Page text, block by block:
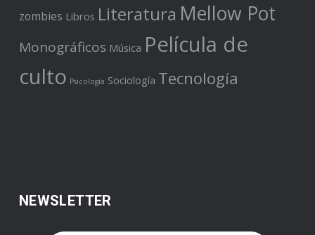
zombies Libros Literatura Mellow Pot
Monográficos Música Película de
culto Psicología Sociología Tecnología
NEWSLETTER